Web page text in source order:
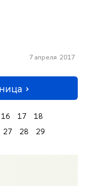
7 апреля 2017
16 17
18
27 28
29